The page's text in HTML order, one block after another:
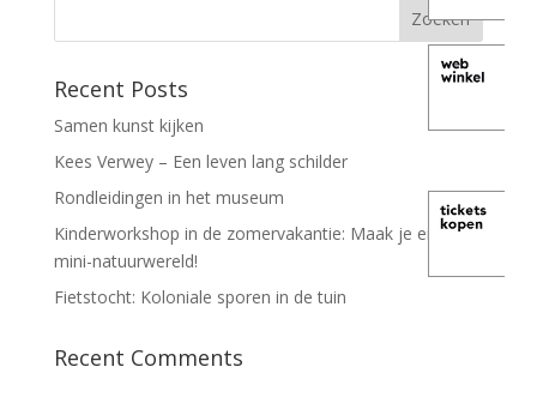
Recent Posts
Samen kunst kijken
Kees Verwey – Een leven lang schilder
Rondleidingen in het museum
Kinderworkshop in de zomervakantie: Maak je eigen
mini-natuurwereld!
Fietstocht: Koloniale sporen in de tuin
Recent Comments